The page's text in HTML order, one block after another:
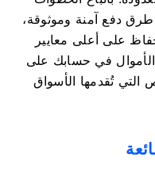
طرق دفع آمنة وموثوقة،
على أعلى معايير
الأموال في حسابك على
التي تُقدمها الأسواق